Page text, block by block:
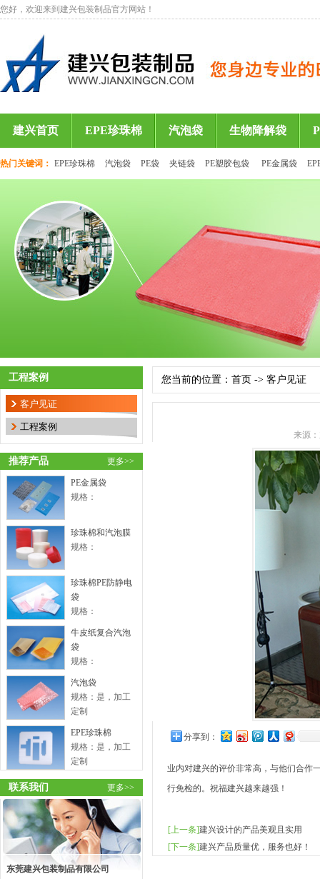
您好，欢迎来到建兴包装制品官方网站！
建兴首页 EPE珍珠棉 汽泡袋 生物降解袋
热门关键词： EPE珍珠棉 汽泡袋 PE袋 夹链袋 PE塑胶包袋 PE金属袋
工程案例
客户见证
工程案例
更多>>
推荐产品
PE金属袋
规格：
珍珠棉和汽泡膜
规格：
珍珠棉PE防静电
袋
规格：
牛皮纸复合汽泡
袋
规格：
汽泡袋
规格：是，加工
定制
EPE珍珠棉
规格：是，加工
定制
更多>>
联系我们
东莞建兴包装制品有限公司
您当前的位置： 首页 -> 客户见证
来源
分享到：
业内对建兴的评价非常高，与他们合作
行免检的。祝福建兴越来越强！
[上一条]建兴设计的产品美观且实用
[下一条]建兴产品质量优，服务也好！